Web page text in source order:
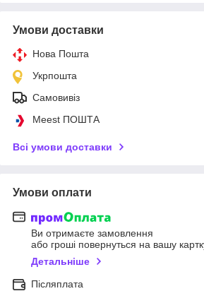
Умови доставки
Нова Пошта
Укрпошта
Самовивіз
Meest ПОШТА
Всі умови доставки
Умови оплати
Ви отримаєте замовлення
або гроші повернуться на вашу
Детальніше
Післяплата